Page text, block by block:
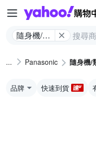
隨身機/類
Panasonic 隨身機/
品牌 快速到貨